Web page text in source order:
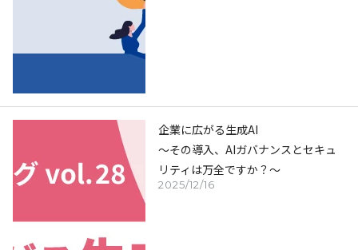
2025/12/16
企業に広がる生成AI
～その導入、AIガバナンスとセキュ
リティは万全ですか？～